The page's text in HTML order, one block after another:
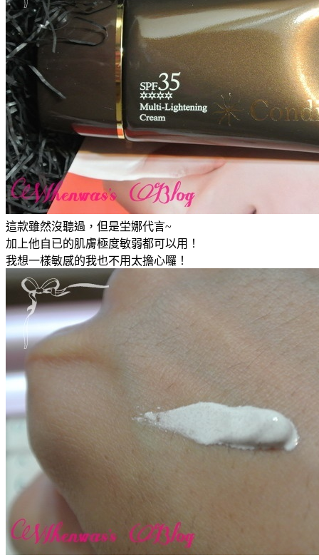
這款雖然沒聽過，但是坣娜代言~
加上他自已的肌膚極度敏弱都可以用！
我想一樣敏感的我也不用太擔心囉！